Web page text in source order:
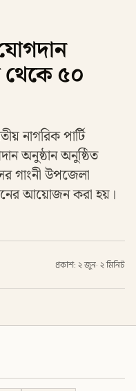
থেকে ৫০
নাগরিক পার্টি
অনুষ্ঠান অনুষ্ঠিত
গাংনী উপজেলা
আয়োজন করা হয়।
প্রকাশ: ২ জুন· ২ মিনিট